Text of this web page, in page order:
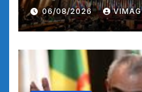
06/08/2026 VIMAG